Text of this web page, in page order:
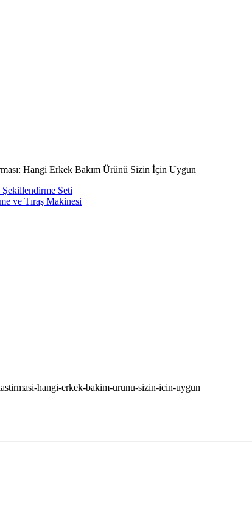
Hangi Erkek Bakım Ürünü Sizin İçin Uygun
Seti
ve Tıraş Makinesi
hangi-erkek-bakim-urunu-sizin-icin-uygun